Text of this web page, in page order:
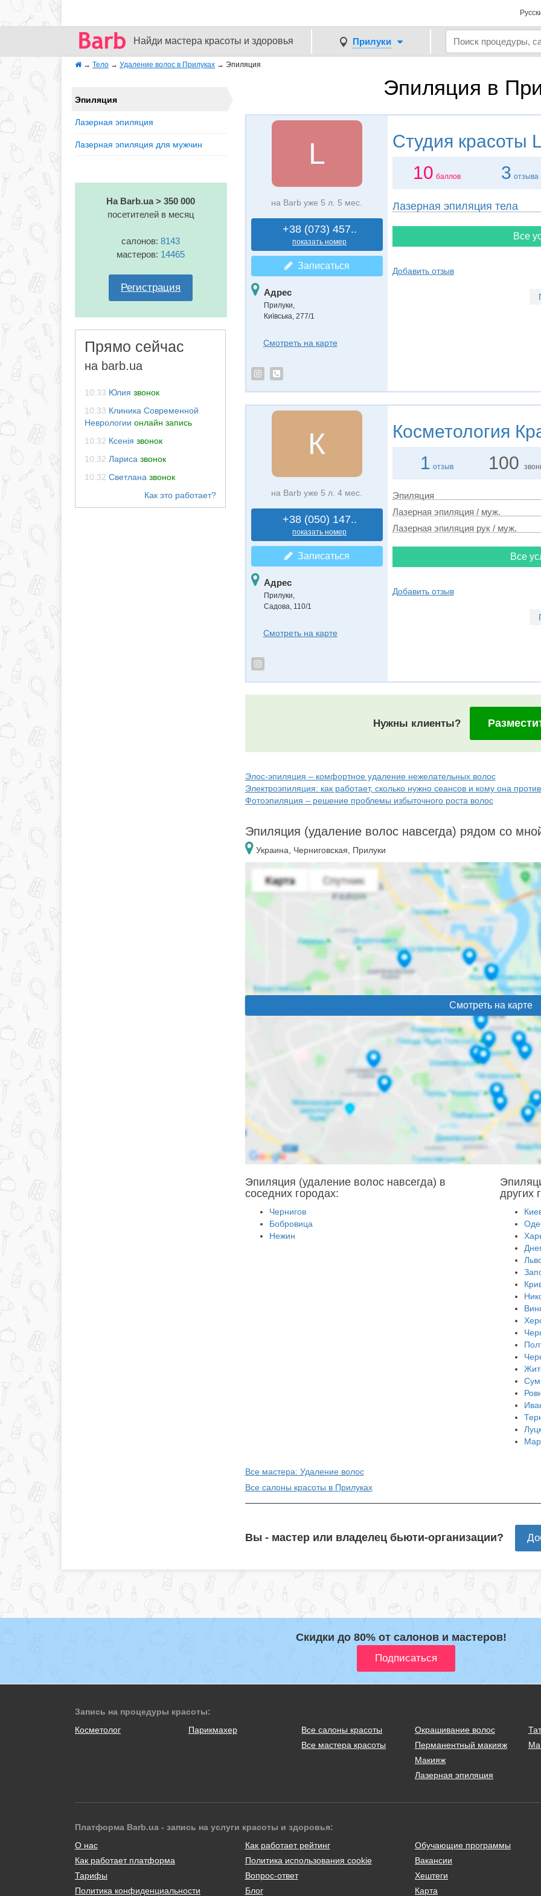
Найди мастера красоты и здоровья Прилуки
→ Тело → Удаление волос в Прилуках → Эпиляция
Эпиляция в
Эпиляция
Лазерная эпиляция
Лазерная эпиляция для мужчин
На Barb.ua > 350 000
посетителей в месяц
салонов:8143
мастеров: 14465
Регистрация
Прямо сейчас
на barb.ua
10:33 Юлия звонок
10:33 Клиника Современной
Неврологии онлайн запись
10:32 Ксенія звонок
10:32 Лариса звонок
10:32 Светлана звонок
L
на Barb уже 5 л. 5 мес.
+38 (073) 457..
показать номер
Записаться
Адрес
Прилуки,
Київська, 277/1
Смотреть на карте
Студия красоты
10 баллов 3 отзыва
Лазерная эпиляция тела
Все
Добавить отзыв
К
на Barb уже 5 л. 4 мес.
+38 (050) 147..
показать номер
Записаться
Адрес
Прилуки,
Садова, 110/1
Смотреть на карте
Косметология
1 отзыв 100
Эпиляция
Лазерная эпиляция / муж.
Лазерная эпиляция рук / муж.
Все
Добавить отзыв
Нужны клиенты?
Элос-эпиляция – комфортное удаление нежелательных волос
Электроэпиляция: как работает, сколько нужно сеансов и кому она
Фотоэпиляция – решение проблемы избыточного роста волос
Эпиляция (удаление волос навсегда) рядом со
Украина, Черниговская, Прилуки
Смотреть на карте
Эпиляция (удаление волос навсегда) в
соседних городах:
Чернигов
Бобровица
Нежин
других
Все мастера: Удаление волос
Все салоны красоты в Прилуках
Вы - мастер или владелец бьюти-организации?
Скидки до 80% от салонов и мастеров!
Запись на процедуры красоты:
Косметолог
Парикмахер
Все салоны красоты
Все мастера красоты
Окрашивание волос
Перманентный макияж
Макияж
Лазерная эпиляция
Платформа Barb.ua - запись на услуги красоты и здоровья:
О нас
Как работает платформа
Тарифы
Политика конфиденциальности
Как работает рейтинг
Политика использования cookie
Вопрос-ответ
Блог
Обучающие программы
Вакансии
Хештеги
Карта